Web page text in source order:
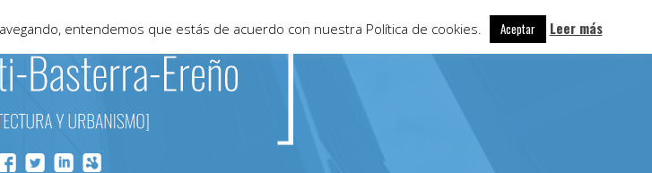
entendemos que estás de acuerdo con nuestra Política de cookies. Aceptar Leer más